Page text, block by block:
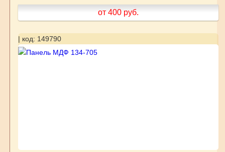
от 400 руб.
| код: 149790